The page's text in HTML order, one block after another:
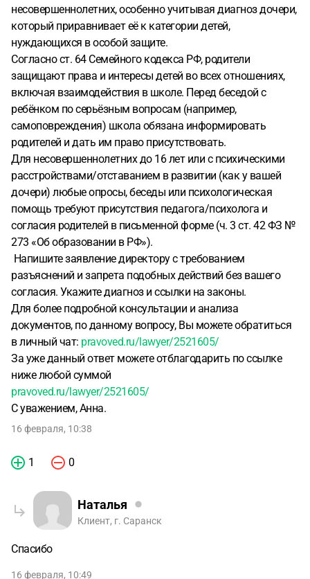
несовершеннолетних, особенно учитывая диагноз дочери,
который приравнивает её к категории детей,
нуждающихся в особой защите.
Согласно ст. 64 Семейного кодекса РФ, родители
защищают права и интересы детей во всех отношениях,
включая взаимодействия в школе. Перед беседой с
ребёнком по серьёзным вопросам (например,
самоповреждения) школа обязана информировать
родителей и дать им право присутствовать.
Для несовершеннолетних до 16 лет или с психическими
расстройствами/отставанием в развитии (как у вашей
дочери) любые опросы, беседы или психологическая
помощь требуют присутствия педагога/психолога и
согласия родителей в письменной форме (ч. 3 ст. 42 ФЗ №
273 «Об образовании в РФ»).
Напишите заявление директору с требованием
разъяснений и запрета подобных действий без вашего
согласия. Укажите диагноз и ссылки на законы.
Для более подробной консультации и анализа
документов, по данному вопросу, Вы можете обратиться
в личный чат: pravoved.ru/lawyer/2521605/
За уже данный ответ можете отблагодарить по ссылке
ниже любой суммой
pravoved.ru/lawyer/2521605/
С уважением, Анна.
16 февраля, 10:38
1 0
Наталья
Клиент, г. Саранск
Спасибо
16 февраля, 10:49